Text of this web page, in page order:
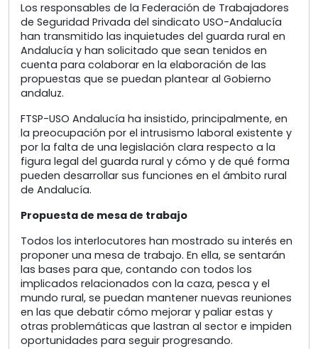
Los responsables de la Federación de Trabajadores
de Seguridad Privada del sindicato USO-Andalucía
han transmitido las inquietudes del guarda rural en
Andalucía y han solicitado que sean tenidos en
cuenta para colaborar en la elaboración de las
propuestas que se puedan plantear al Gobierno
andaluz.
FTSP-USO Andalucía ha insistido, principalmente, en
la preocupación por el intrusismo laboral existente y
por la falta de una legislación clara respecto a la
figura legal del guarda rural y cómo y de qué forma
pueden desarrollar sus funciones en el ámbito rural
de Andalucía.
Propuesta de mesa de trabajo
Todos los interlocutores han mostrado su interés en
proponer una mesa de trabajo. En ella, se sentarán
las bases para que, contando con todos los
implicados relacionados con la caza, pesca y el
mundo rural, se puedan mantener nuevas reuniones
en las que debatir cómo mejorar y paliar estas y
otras problemáticas que lastran al sector e impiden
oportunidades para seguir progresando.